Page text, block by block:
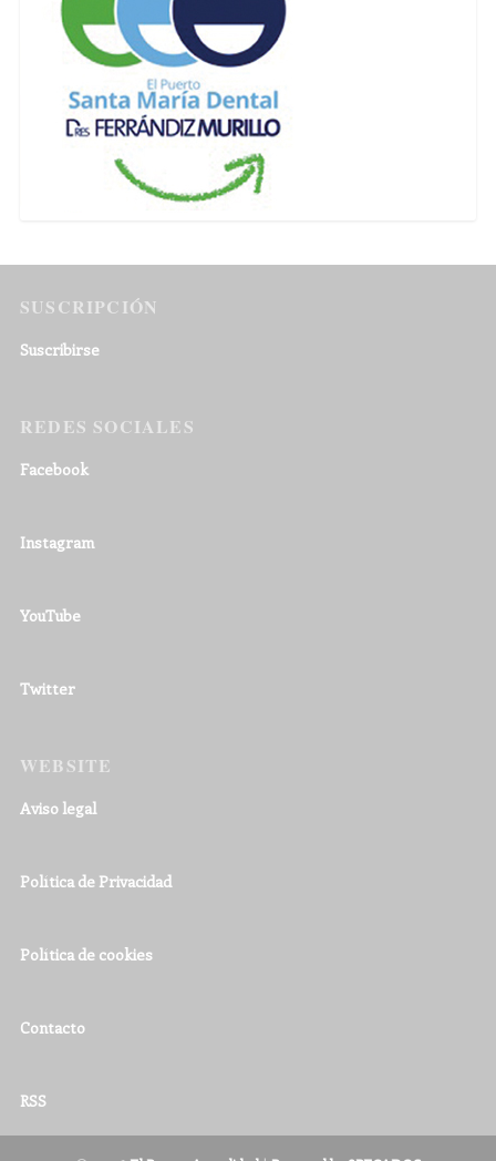
SUSCRIPCIÓN
Suscribirse
REDES SOCIALES
Facebook
Instagram
YouTube
Twitter
WEBSITE
Aviso legal
Política de Privacidad
Política de cookies
Contacto
RSS